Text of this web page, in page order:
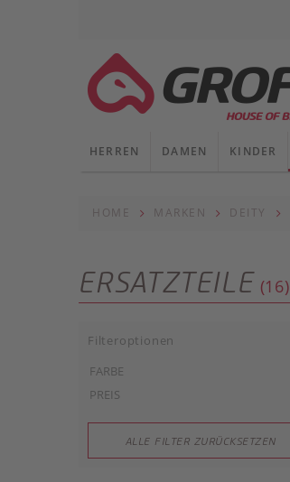
HERREN DAMEN KINDER
HOME MARKEN DEITY
ERSATZTEILE (16)
Filteroptionen
FARBE
PREIS
ALLE FILTER ZURÜCKSETZEN